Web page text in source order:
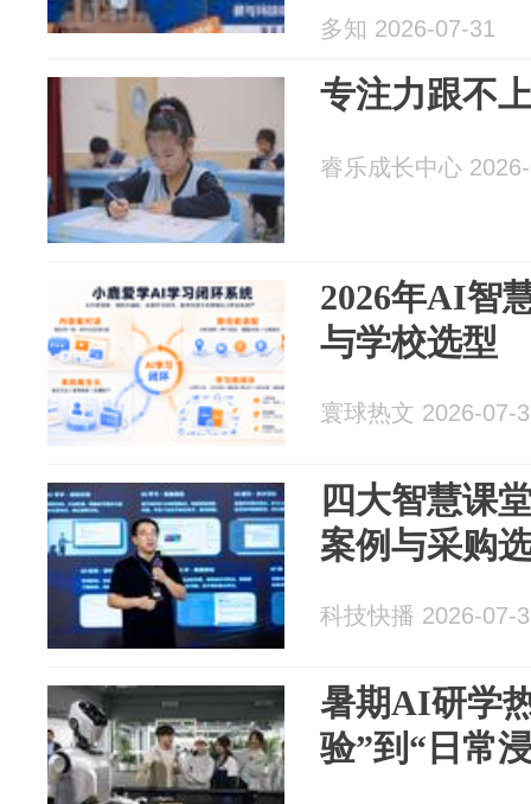
会
多知 2026-07-31
专注力跟不
睿乐成长中心
2026年AI智
与学校选型
寰球热文 2026-07-
四大智慧课
案例与采购
科技快播 2026-07-
暑期AI研学
验”到“日常